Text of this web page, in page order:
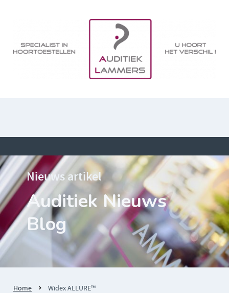
Nieuws artikel
Auditiek Nieuws
Blog
Home Widex ALLURE™